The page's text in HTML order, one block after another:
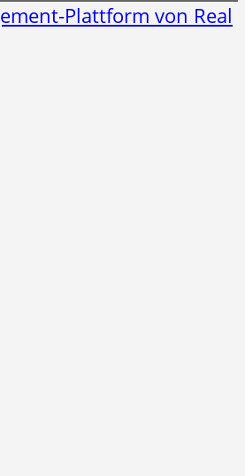
Plattform von Real